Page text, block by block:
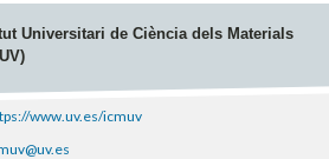
Universitari de Ciència dels Materials
www.uv.es/icmuv